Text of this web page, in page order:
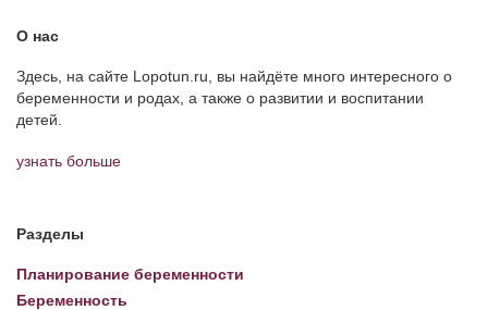
Календарь беременности
Имена. Святцы
Энциклопедия беременных
О нас
Здесь, на сайте Lopotun.ru, вы найдёте много интересного о
беременности и родах, а также о развитии и воспитании
детей.
узнать больше
Разделы
Планирование беременности
Беременность